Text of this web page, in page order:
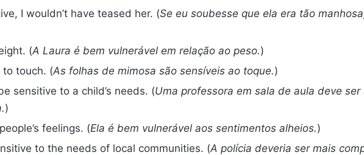
I wouldn’t have teased her. (Se eu soubesse que ela era tão
(A Laura é bem vulnerável em relação ao peso.)
to touch. (As folhas de mimosa são sensíveis ao toque.)
sensitive to a child’s needs. (Uma professora em sala de aula deve ser
)
feelings. (Ela é bem vulnerável aos sentimentos alheios.)
to the needs of local communities. (A polícia deveria ser mais